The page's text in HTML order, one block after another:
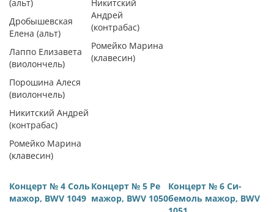
(альт)
Дробышевская
Елена (альт)
Лаппо Елизавета
(виолончель)
Порошина Алеся
(виолончель)
Никитский Андрей
(контрабас)
Ромейко Марина
(клавесин)
Никитский
Андрей
(контрабас)
Ромейко Марина
(клавесин)
Концерт № 4 Соль
мажор, BWV 1049
Концерт № 5 Ре
мажор, BWV 1050
Концерт № 6 Си-
бемоль мажор, BWV